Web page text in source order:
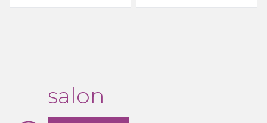
kompozytowy,
półokrągły 80x80x15cm
salon